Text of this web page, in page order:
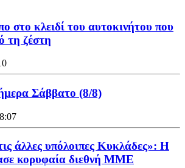
στο κλειδί του αυτοκινήτου που
τη ζέστη
Σάββατο (8/8)
άλλες υπόλοιπες Κυκλάδες»: Η
κορυφαία διεθνή ΜΜΕ